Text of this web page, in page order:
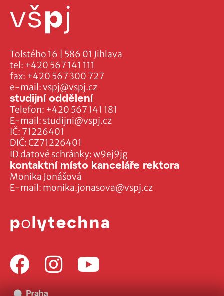
Tolstého 16 | 586 01 Jihlava
tel: +420 567 141 111
fax: +420 567 300 727
e-mail:vspj@vspj.cz
IČ: 71226401
DIČ: CZ71226401
ID datové schránky: w9ej9jg
studijní oddělení
Telefon: +420 567 141 181
E-mail: studijni@vspj.cz
kontaktní místo kanceláře rektora
Monika Jonášová
E-mail: monika.jonasova@vspj.cz